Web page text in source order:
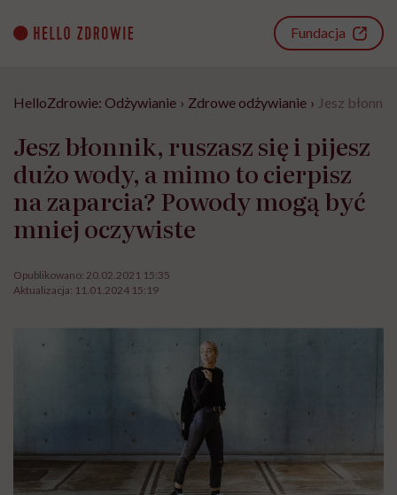
content
Fundacja
HelloZdrowie: Odżywianie › Zdrowe odżywianie › Jesz
Jesz błonnik, ruszasz się i pijesz
dużo wody, a mimo to cierpisz
na zaparcia? Powody mogą być
mniej oczywiste
Opublikowano: 20.02.2021 15:35
Aktualizacja: 11.01.2024 15:19